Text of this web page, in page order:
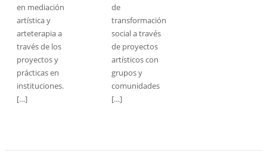
en mediación
artística y
arteterapia a
través de los
proyectos y
prácticas en
instituciones.
[…]
de
transformación
social a través
de proyectos
artísticos con
grupos y
comunidades
[…]